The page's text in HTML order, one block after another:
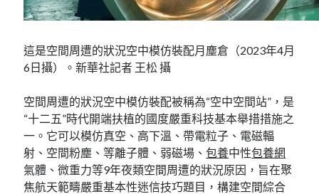
這是空間周遭的狀況空中模仿裝配月塵倉（2023年4月
6日攝）。新華社記者 王松 攝
空間周遭的狀況空中模仿裝配被稱為“空中空間站”，是
“十二五”時代開端扶植的國度嚴重科技基本舉措措施之
一。它可以模仿真空、高下溫、帶電粒子、電磁輻
射、空間粉塵、等離子體、弱磁場、包養中性包養網
氣體、微重力等9年夜類空間周遭的狀況原因，旨在聚
焦航天範疇嚴重基本性迷信技巧題目，構建空間綜合